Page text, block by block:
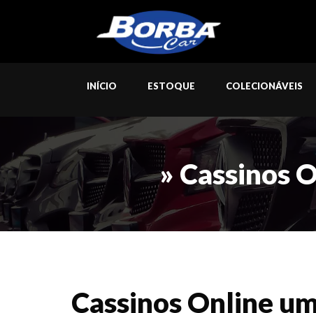
INÍCIO ESTOQUE COLECIONÁVEIS
» Cassinos
Cassinos Online